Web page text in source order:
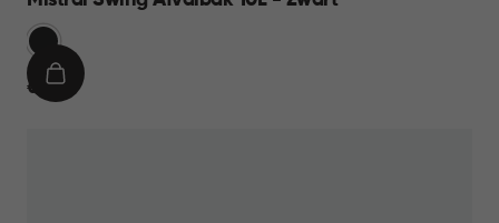
Zwart
€
€ 11,95
IN